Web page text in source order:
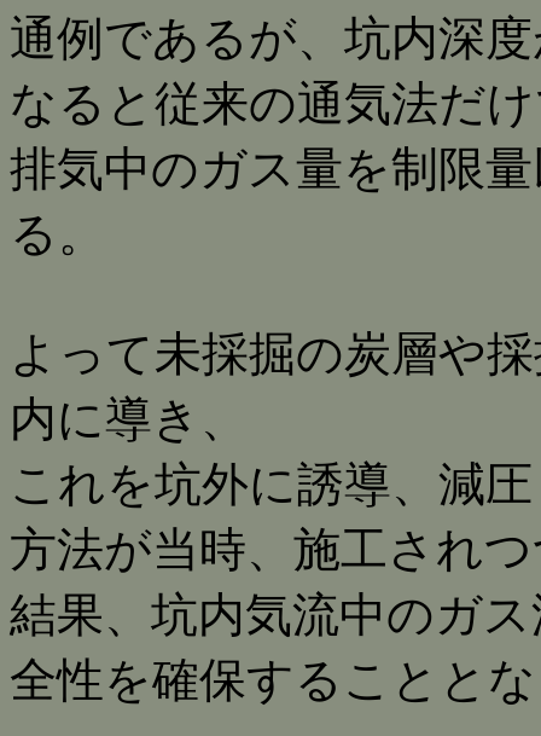
通例であるが、坑内深
なると従来の通気法だ
排気中のガス量を制限
る。
よって未採掘の炭層や
内に導き、
これを坑外に誘導、減
方法が当時、施工され
結果、坑内気流中のガ
全性を確保することと